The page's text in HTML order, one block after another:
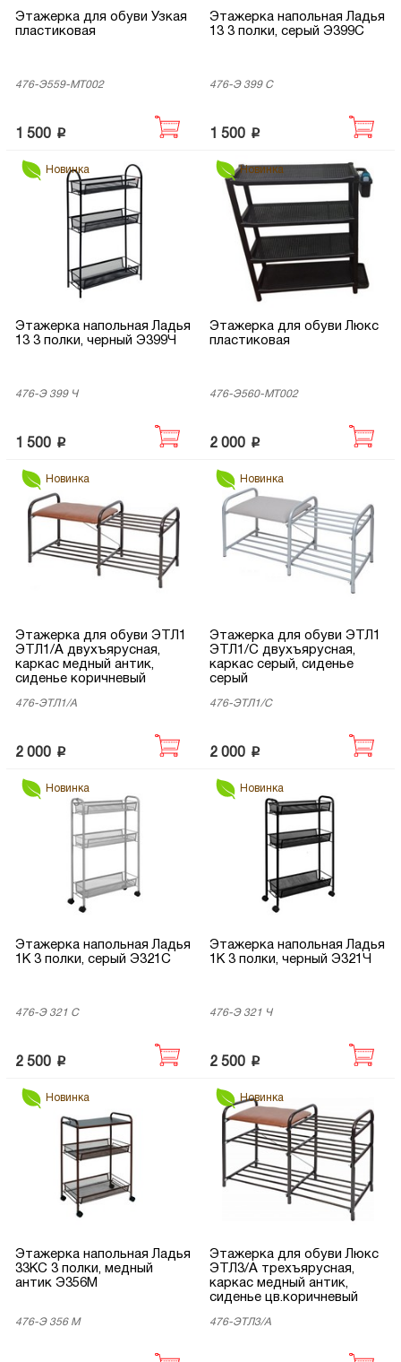
Этажерка для обуви Узкая
пластиковая
476-Э559-МТ002
1 500 p
Этажерка напольная Ладья
13 3 полки, серый Э399С
476-Э 399 С
1 500 p
Новинка
Этажерка напольная Ладья
13 3 полки, черный Э399Ч
476-Э 399 Ч
1 500 p
Новинка
Этажерка для обуви Люкс
пластиковая
476-Э560-МТ002
2 000 p
Новинка
Этажерка для обуви ЭТЛ1
ЭТЛ1/А двухъярусная,
каркас медный антик,
сиденье коричневый
476-ЭТЛ1/А
2 000 p
Новинка
Этажерка для обуви ЭТЛ1
ЭТЛ1/С двухъярусная,
каркас серый, сиденье
серый
476-ЭТЛ1/С
2 000 p
Новинка
Этажерка напольная Ладья
1К 3 полки, серый Э321С
476-Э 321 С
2 500 p
Новинка
Этажерка напольная Ладья
1К 3 полки, черный Э321Ч
476-Э 321 Ч
2 500 p
Новинка
Этажерка напольная Ладья
33КС 3 полки, медный
антик Э356М
476-Э 356 М
Новинка
Этажерка для обуви Люкс
ЭТЛ3/А трехъярусная,
каркас медный антик,
сиденье цв.коричневый
476-ЭТЛ3/А